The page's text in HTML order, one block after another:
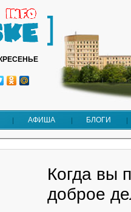
АФИША БЛОГИ
Когда вы
доброе